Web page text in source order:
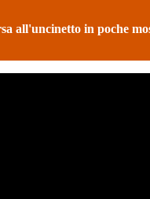
all'uncinetto in poche